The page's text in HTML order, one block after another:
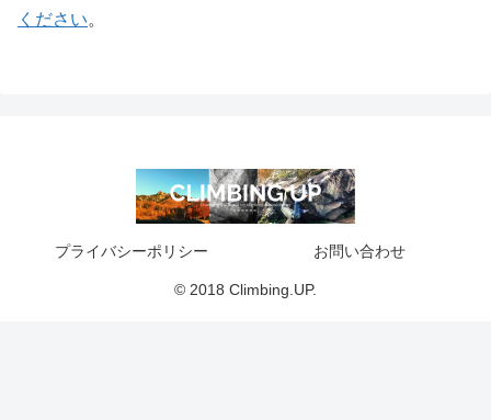
ください。
プライバシーポリシー お問い合わせ
© 2018 Climbing.UP.